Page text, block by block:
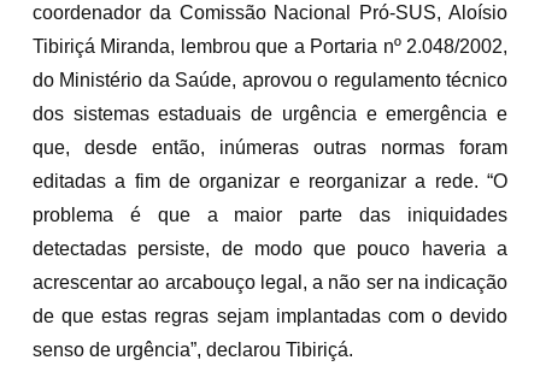
coordenador da Comissão Nacional Pró-SUS, Aloísio
Tibiriçá Miranda, lembrou que a Portaria nº 2.048/2002,
do Ministério da Saúde, aprovou o regulamento técnico
dos sistemas estaduais de urgência e emergência e
que, desde então, inúmeras outras normas foram
editadas a fim de organizar e reorganizar a rede. “O
problema é que a maior parte das iniquidades
detectadas persiste, de modo que pouco haveria a
acrescentar ao arcabouço legal, a não ser na indicação
de que estas regras sejam implantadas com o devido
senso de urgência”, declarou Tibiriçá.